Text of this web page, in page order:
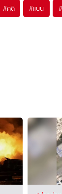
#คดี #แบน #